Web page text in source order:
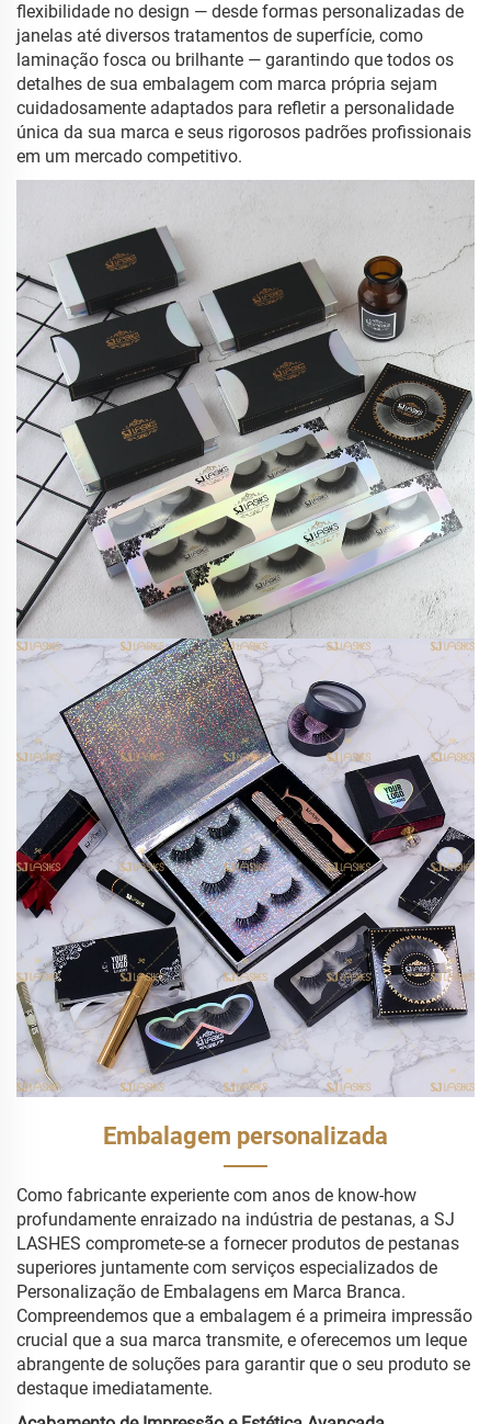
flexibilidade no design — desde formas personalizadas de
janelas até diversos tratamentos de superfície, como
laminação fosca ou brilhante — garantindo que todos os
detalhes de sua embalagem com marca própria sejam
cuidadosamente adaptados para refletir a personalidade
única da sua marca e seus rigorosos padrões profissionais
em um mercado competitivo.
Embalagem personalizada
Como fabricante experiente com anos de know-how
profundamente enraizado na indústria de pestanas, a SJ
LASHES compromete-se a fornecer produtos de pestanas
superiores juntamente com serviços especializados de
Personalização de Embalagens em Marca Branca.
Compreendemos que a embalagem é a primeira impressão
crucial que a sua marca transmite, e oferecemos um leque
abrangente de soluções para garantir que o seu produto se
destaque imediatamente.